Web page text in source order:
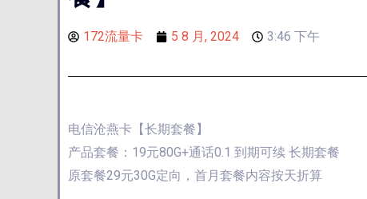
172流量卡 5 8 月, 2024 3:46 下午
电信沧燕卡【长期套餐】
产品套餐：19元80G+通话0.1 到期可续 长期套餐
原套餐29元30G定向，首月套餐内容按天折算